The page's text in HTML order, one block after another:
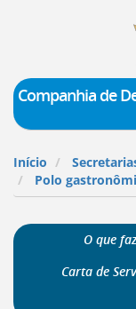
Vitória
teclado:
a
página
de
acessibilidade
Companhia de
Início
Polo
O que faz
Carta de